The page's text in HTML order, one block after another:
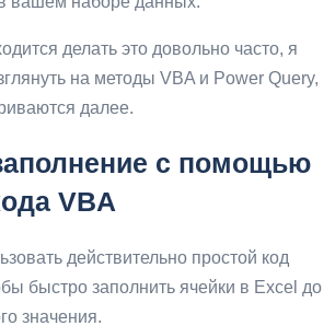
делать это довольно часто, я
на методы VBA и Power Query,
далее.
с помощью
VBA
действительно простой код
быстро заполнить ячейки в Excel до
значения.